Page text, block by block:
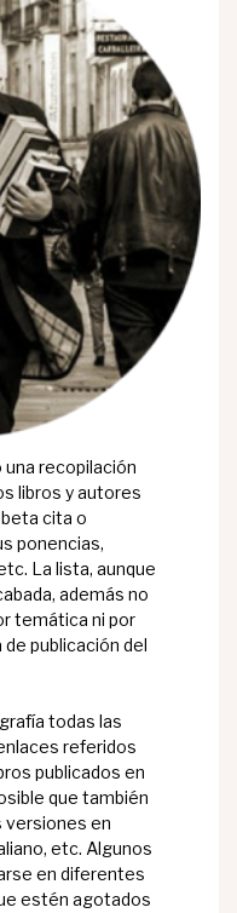
recopilación
libros y autores
cita o
ponencias,
La lista, aunque
además no
temática ni por
publicación del
todas las
referidos
publicados en
que también
versiones en
etc. Algunos
en diferentes
estén agotados